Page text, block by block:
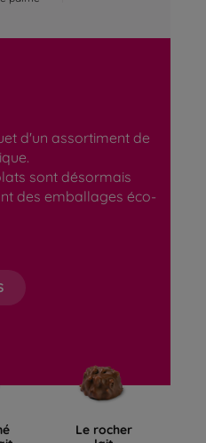
d'un assortiment de
sont désormais
des emballages éco-
Le rocher